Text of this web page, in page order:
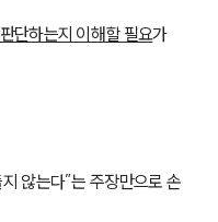
단하는지 이해할 필요가
않는다”는 주장만으로 손